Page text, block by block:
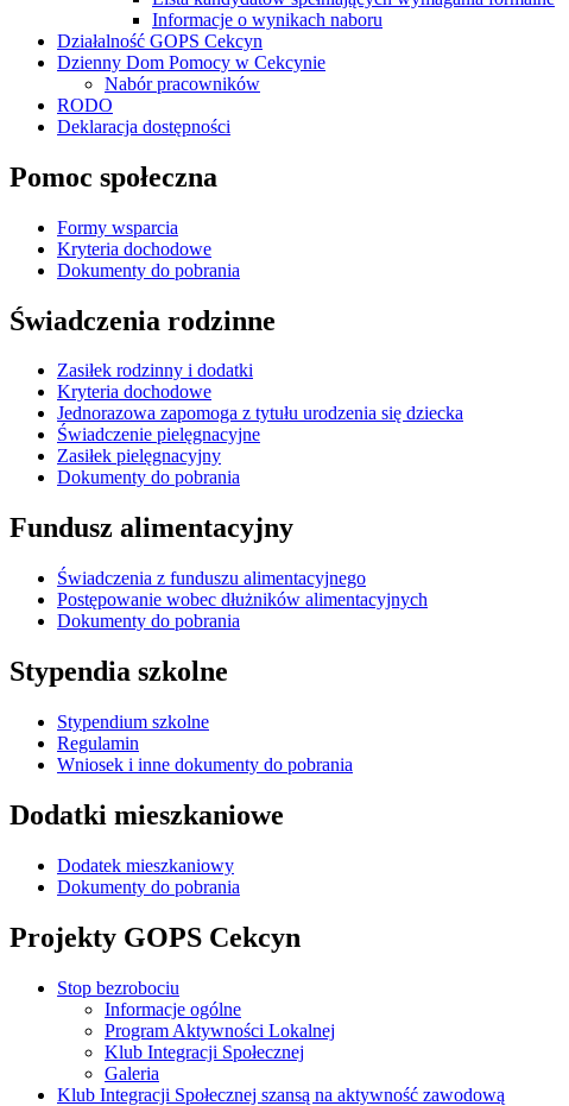
Informacje o wynikach naboru
Działalność GOPS Cekcyn
Dzienny Dom Pomocy w Cekcynie
Nabór pracowników
RODO
Deklaracja dostępności
Pomoc społeczna
Formy wsparcia
Kryteria dochodowe
Dokumenty do pobrania
Świadczenia rodzinne
Zasiłek rodzinny i dodatki
Kryteria dochodowe
Jednorazowa zapomoga z tytułu urodzenia się dziecka
Świadczenie pielęgnacyjne
Zasiłek pielęgnacyjny
Dokumenty do pobrania
Fundusz alimentacyjny
Świadczenia z funduszu alimentacyjnego
Postępowanie wobec dłużników alimentacyjnych
Dokumenty do pobrania
Stypendia szkolne
Stypendium szkolne
Regulamin
Wniosek i inne dokumenty do pobrania
Dodatki mieszkaniowe
Dodatek mieszkaniowy
Dokumenty do pobrania
Projekty GOPS Cekcyn
Stop bezrobociu
Informacje ogólne
Program Aktywności Lokalnej
Klub Integracji Społecznej
Galeria
Klub Integracji Społecznej szansą na aktywność zawodową